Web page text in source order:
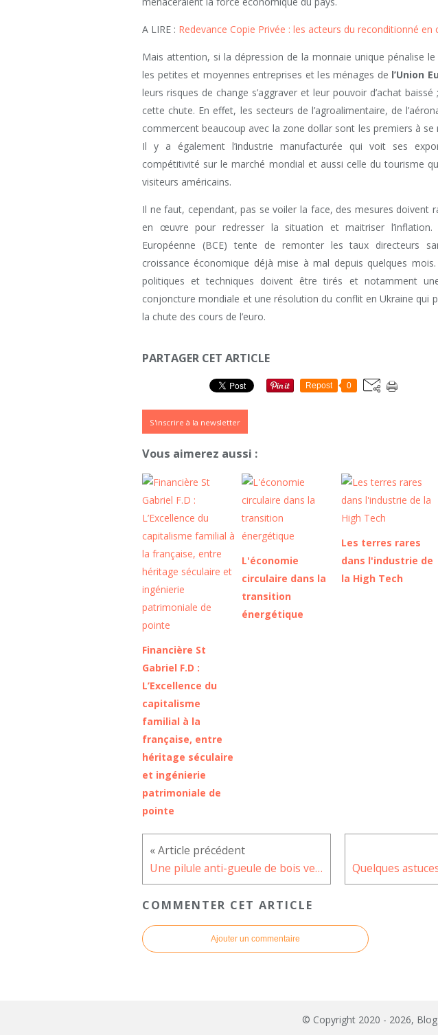
A LIRE : Redevance Copie Privée : les acteurs du reconditionné en
Mais attention, si la dépression de la monnaie unique pénalise
les petites et moyennes entreprises et les ménages de l’Union
leurs risques de change s’aggraver et leur pouvoir d’achat
cette chute. En effet, les secteurs de l’agroalimentaire, de
commercent beaucoup avec la zone dollar sont les premiers à
Il y a également l’industrie manufacturée qui voit ses
compétitivité sur le marché mondial et aussi celle du tourisme
visiteurs américains.
Il ne faut, cependant, pas se voiler la face, des mesures doivent
en œuvre pour redresser la situation et maitriser l’inflation.
Européenne (BCE) tente de remonter les taux directeurs
croissance économique déjà mise à mal depuis quelques mois.
politiques et techniques doivent être tirés et notamment
conjoncture mondiale et une résolution du conflit en Ukraine qui
la chute des cours de l’euro.
PARTAGER CET ARTICLE
Repost 0
S'inscrire à la newsletter
Vous aimerez aussi :
Financière St
Gabriel F.D :
L’Excellence du
capitalisme
familial à la
française, entre
héritage séculaire
et ingénierie
patrimoniale de
pointe
L'économie
circulaire dans la
transition
énergétique
Les terres rares
dans l'industrie de
la High Tech
Une pilule anti-gueule de bois vendue au Royaume Uni
COMMENTER CET ARTICLE
Ajouter un commentaire
© Copyright 2020 - 2026,